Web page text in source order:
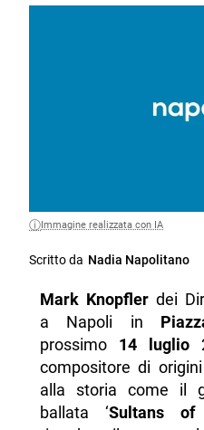
Immagine realizzata con IA
Scritto da Nadia Napolitano
Mark Knopflerdei
a Napoli in
prossimo 14 luglio
compositore di
alla storia come il
ballata ‘Sultans of